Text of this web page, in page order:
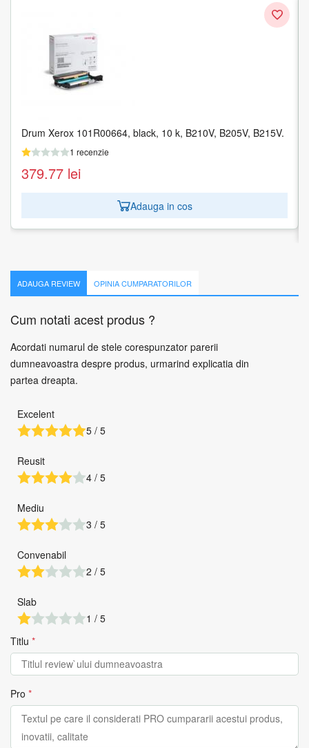
Drum Xerox 101R00664, black, 10 k, B210V, B205V, B215V.
1 recenzie
379.77 lei
Adauga in cos
Drum Xerox 013R00677, CMYK, 76000 pagini, Xerox
Docucentre 2020
Adauga in cos
ADAUGA REVIEW OPINIA CUMPARATORILOR
Cum notati acest produs ?
Acordati numarul de stele corespunzator parerii
dumneavoastra despre produs, urmarind explicatia din
partea dreapta.
Excelent
5 / 5
Reusit
4 / 5
Mediu
3 / 5
Convenabil
2 / 5
Slab
1 / 5
Titlu *
Pro *